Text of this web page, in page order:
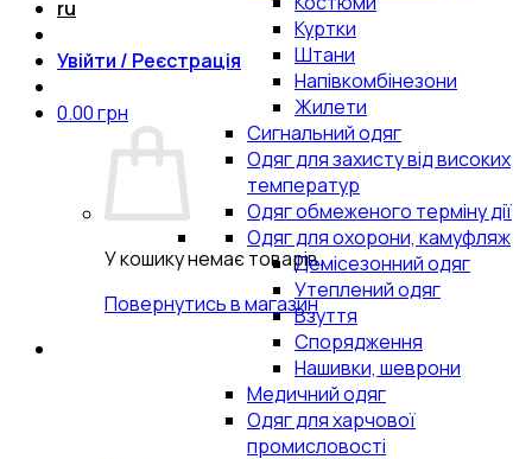
ru
Увійти / Реєстрація
0.00грн
У кошику немає товарів.
Повернутись в магазин
Куртки
Штани
Напівкомбінезони
Жилети
Сигнальний одяг
Одяг для захисту від високих
температур
Одяг обмеженого терміну дії
Одяг для охорони, камуфляж
Демісезонний одяг
Утеплений одяг
Взуття
Спорядження
Нашивки, шеврони
Медичний одяг
Одяг для харчової
промисловості